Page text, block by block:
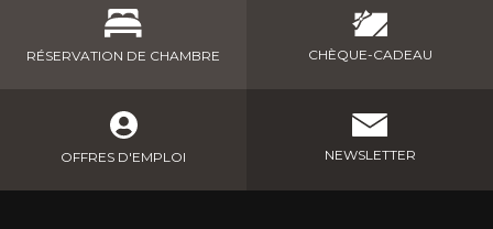
RÉSERVATION DE CHAMBRE CHÈQUE-CADEAU
OFFRES D'EMPLOI NEWSLETTER